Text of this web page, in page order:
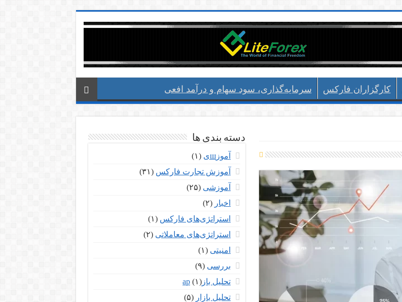
کارگزاران فارکس سرمایه‌گذاری، سود سهام و درآمد افعی
دسته بندی ها
آموزшی
(۱)
آموزش تجارت فارکس (۳۱)
آموزشی (۲۵)
اخبار (۲)
استراتژی‌های فارکس (۱)
استراتژی‌های معاملاتی (۲)
امنیتی (۱)
بررسی (۹)
تحلیل بازар (۱)
تحلیل بازار (۵)